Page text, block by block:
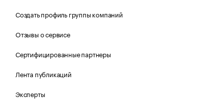
Создать профиль группы компаний
Отзывы о сервисе
Сертифицированные партнеры
Лента публикаций
Эксперты